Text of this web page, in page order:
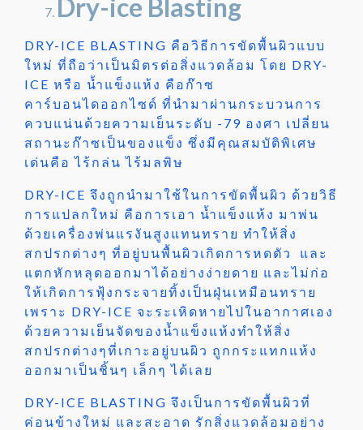
Dry-ice Blasting
DRY-ICE BLASTING คือวิธีการขัดพื้นผิวแบบ
ใหม่ ที่ถือว่าเป็นมิตรต่อสิ่งแวดล้อม โดย DRY-
ICE หรือ น้ำแข็งแห้ง คือก๊าซ
คาร์บอนไดออกไซด์ ที่นำมาผ่านกระบวนการ
ควบแน่นด้วยความเย็นระดับ -79 องศา เปลี่ยน
สถานะก๊าซเป็นของแข็ง ซึ่งมีคุณสมบัติพิเศษ
เด่นคือ ไร้กล่น ไร้มลพิษ
DRY-ICE จึงถูกนำมาใช้ในการขัดพื้นผิว ด้วยวิธี
การแปลกใหม่ คือการเอา น้ำแข็งแห้ง มาพ่น
ด้วยเครื่องพ่นแรงันสูงแทนทราย ทำให้สิ่ง
สกปรกต่างๆ ที่อยู่บนพื้นผิวเกิดการหดตัว และ
แตกหักหลุดออกมาได้อย่างง่ายดาย และไม่ก่อ
ให้เกิดการฟุ้งกระจายทิ้งเป็นฝุ่นเหมือนทราย
เพราะ DRY-ICE จะระเหิดหายไปในอากาศเอง
ด้วยความเย็นจัดของน้ำแข็งแห้งทำให้สิ่ง
สกปรกต่างๆที่เกาะอยู่บนผิว ถูกกระแทกแห้ง
ออกมาเป็นชิ้นๆ เล็กๆ ได้เลย
DRY-ICE BLASTING จึงเป็นการขัดพื้นผิวที่
ค่อนข้างใหม่ และสะอาด รักสิ่งแวดล้อมอย่าง